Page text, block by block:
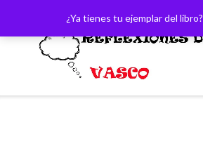
¿Ya tienes tu ejemplar del libro?
contenido